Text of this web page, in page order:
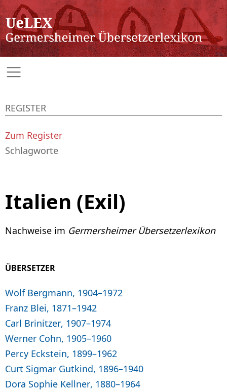
Italien (Exil)
Nachweise im Germersheimer Übersetzerlexikon
ÜBERSETZER
Wolf Bergmann, 1904–1972
Franz Blei, 1871–1942
Carl Brinitzer, 1907–1974
Werner Cohn, 1905–1960
Percy Eckstein, 1899–1962
Curt Sigmar Gutkind, 1896–1940
Dora Sophie Kellner, 1880–1964
REGISTER
Zum Register
Schlagworte